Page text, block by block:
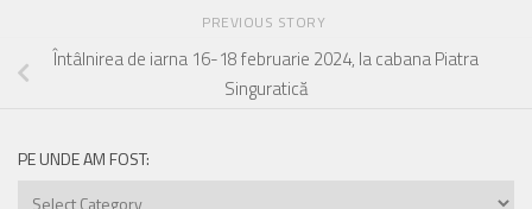
PREVIOUS STORY
Întâlnirea de iarna 16-18 februarie 2024, la cabana Piatra
Singuratică
PE UNDE AM FOST:
Pe